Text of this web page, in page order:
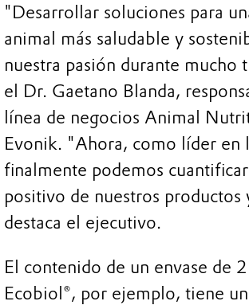
"Desarrollar soluciones para
animal más saludable y
nuestra pasión durante mucho
el Dr. Gaetano Blanda,
línea de negocios Animal
Evonik. "Ahora, como líder en
finalmente podemos
positivo de nuestros productos
destaca el ejecutivo.
El contenido de un envase de
Ecobiol®, por ejemplo, tiene